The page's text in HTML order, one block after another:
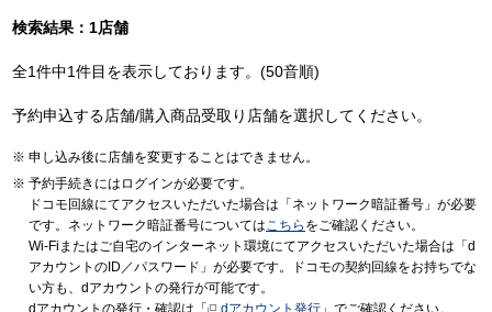
検索結果：1店舗
全1件中1件目を表示しております。(50音順)
予約申込する店舗/購入商品受取り店舗を選択してください。
申し込み後に店舗を変更することはできません。
予約手続きにはログインが必要です。
ドコモ回線にてアクセスいただいた場合は「ネットワーク暗証番号」が必要
です。ネットワーク暗証番号についてはこちら をご確認ください。
Wi-Fiまたはご自宅のインターネット環境にてアクセスいただいた場合は「d
アカウントのID／パスワード」が必要です。ドコモの契約回線をお持ちでな
い方も、dアカウントの発行が可能です。
dアカウントの発行・確認は「
dアカウント発行 」でご確認ください。